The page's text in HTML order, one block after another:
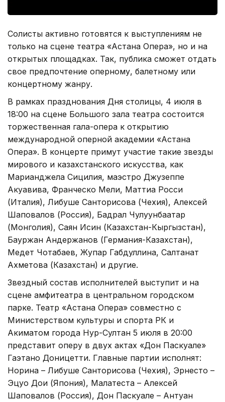
Солисты активно готовятся к выступлениям не
только на сцене театра «Астана Опера», но и на
открытых площадках. Так, публика сможет отдать
свое предпочтение оперному, балетному или
концертному жанру.
В рамках празднования Дня столицы, 4 июля в
18:00 на сцене Большого зала театра состоится
торжественная гала-опера к открытию
международной оперной академии «Астана
Опера». В концерте примут участие такие звезды
мирового и казахстанского искусства, как
Марианджела Сицилия, маэстро Джузеппе
Акуавива, Франческо Мели, Маттиа Росси
(Италия), Либуше Санторисова (Чехия), Алексей
Шаповалов (Россия), Бадрал Чулуунбаатар
(Монголия), Саян Исин (Казахстан-Кыргызстан),
Бауржан Андержанов (Германия-Казахстан),
Медет Чотабаев, Жупар Габдуллина, Салтанат
Ахметова (Казахстан) и другие.
Звездный состав исполнителей выступит и на
сцене амфитеатра в центральном городском
парке. Театр «Астана Опера» совместно с
Министерством культуры и спорта РК и
Акиматом города Нур-Султан 5 июля в 20:00
представит оперу в двух актах «Дон Паскуале»
Гаэтано Доницетти. Главные партии исполнят:
Норина – Либуше Санторисова (Чехия), Эрнесто –
Эцуо Дои (Япония), Малатеста – Алексей
Шаповалов (Россия), Дон Паскуале – Антуан